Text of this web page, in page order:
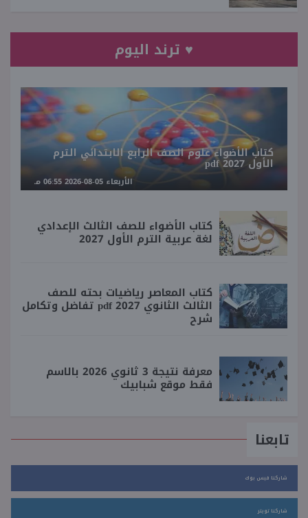
♥ ترند اليوم
كتاب الأضواء علوم الصف الرابع الابتدائي الترم
الأول 2027 pdf
الأربعاء 05-08-2026 06:55 مـ
كتاب الأضواء للصف الثالث الإعدادي
لغة عربية الترم الأول 2027
كتاب المعاصر رياضيات بحته للصف
الثالث الثانوي 2027 pdf تفاضل وتكامل
شرح
معرفة نتيجة 3 ثانوي 2026 بالاسم
فقط موقع شبابيك
تابعنا
شاركنا فيس بوك
شاركنا تويتر